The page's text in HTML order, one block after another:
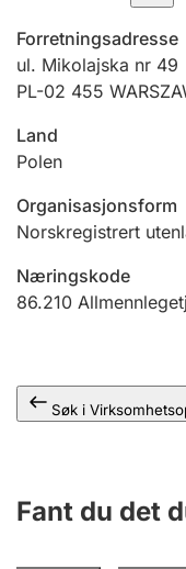
Ektepaktveileder
Andre tema
Forretningsadresse
ul. Mikolajska nr 49
PL-02 455
Land
Polen
Organisasjonsform
Norskregistrert
Næringskode
86.210
Søk i
Fant du det